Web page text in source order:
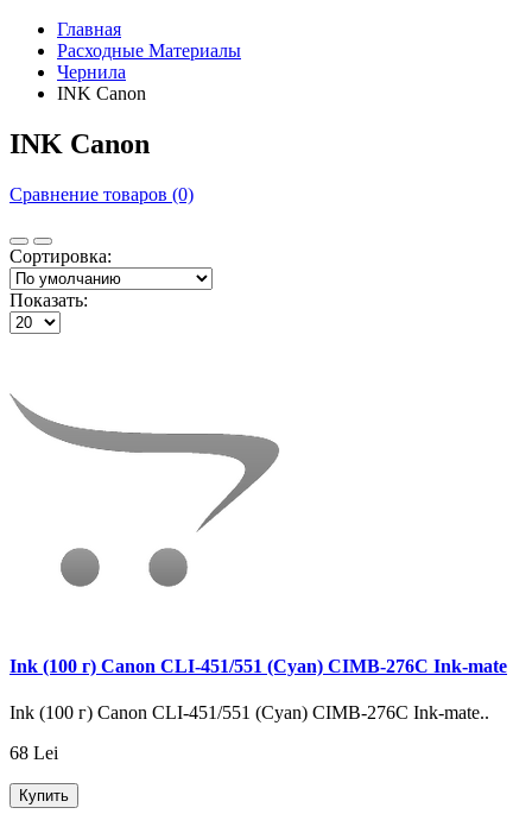
Главная
Расходные Материалы
Чернила
INK Canon
INK Canon
Сравнение товаров (0)
Сортировка:
Показать:
Ink (100 г) Canon CLI-451/551 (Cyan) CIMB-276C Ink-mate
Ink (100 г) Canon CLI-451/551 (Cyan) CIMB-276C Ink-mate..
68 Lei
Купить